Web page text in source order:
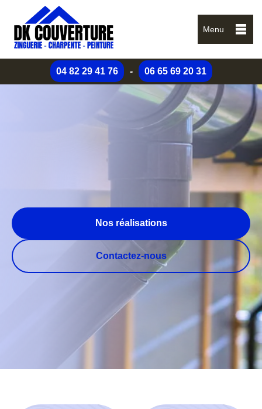
Menu
04 82 29 41 76 - 06 65 69 20 31
Nos réalisations
Contactez-nous